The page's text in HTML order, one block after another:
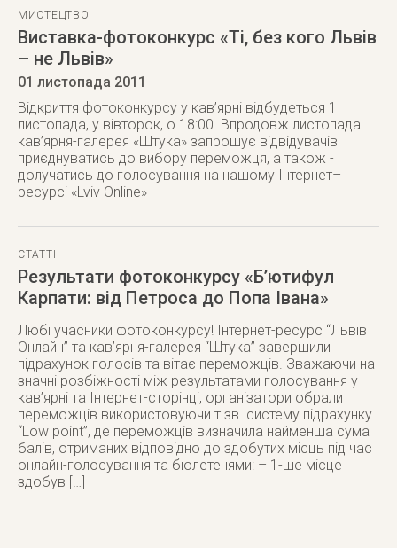
МИСТЕЦТВО
Виставка-фотоконкурс «Ті, без кого Львів
– не Львів»
01 листопада 2011
Відкриття фотоконкурсу у кав’ярні відбудеться 1
листопада, у вівторок, о 18:00. Впродовж листопада
кав’ярня-галерея «Штука» запрошує відвідувачів
приєднуватись до вибору переможця, а також -
долучатись до голосування на нашому Інтернет–
ресурсі «Lviv Online»
СТАТТІ
Результати фотоконкурсу «Б’ютифул
Карпати: від Петроса до Попа Івана»
Любі учасники фотоконкурсу! Інтернет-ресурс “Львів
Онлайн” та кав’ярня-галерея “Штука” завершили
підрахунок голосів та вітає переможців. Зважаючи на
значні розбіжності між результатами голосування у
кав’ярні та Інтернет-сторінці, організатори обрали
переможців використовуючи т.зв. систему підрахунку
“Low point”, де переможців визначила найменша сума
балів, отриманих відповідно до здобутих місць під час
онлайн-голосування та бюлетенями: – 1-ше місце
здобув […]